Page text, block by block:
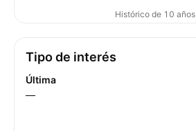
Histórico de 10 años
Tipo de interés
Última
—